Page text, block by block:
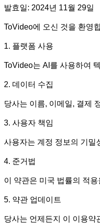
발효일: 2024년 11월 29일
ToVideo에 오신 것을 환영
1. 플랫폼 사용
ToVideo는 AI를 사용하여
2. 데이터 수집
당사는 이름, 이메일, 결제
3. 사용자 책임
사용자는 계정 정보의 기밀
4. 준거법
이 약관은 미국 법률의 적
5. 약관 업데이트
당사는 언제든지 이 이용약